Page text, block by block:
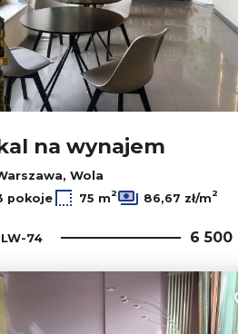
na wynajem
Wola
pokoje 75 m2 86,67 zł/m2
74 6 500